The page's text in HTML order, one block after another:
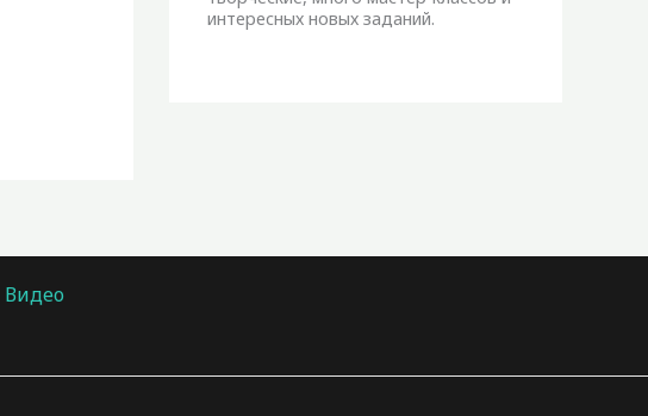
интересных новых заданий.
Видео